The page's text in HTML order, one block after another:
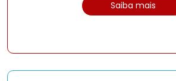
Saiba mais